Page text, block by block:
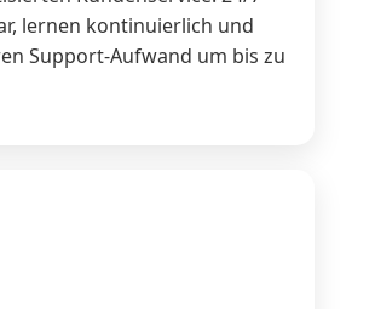
lernen kontinuierlich und
Support-Aufwand um bis zu